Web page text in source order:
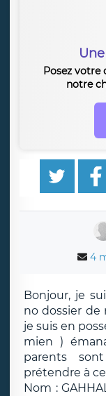
Posez votre
notre
4
Bonjour, je
no dossier de
je suis en
mien )
parents
prétendre à
Nom :